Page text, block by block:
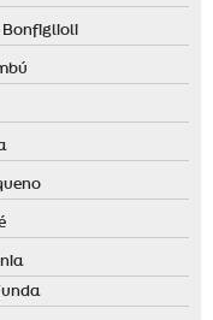
Bonfiglioli